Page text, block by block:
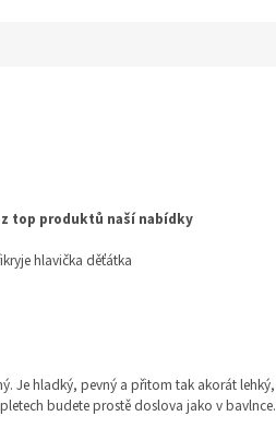
top produktů naší nabídky
hlavička děťátka
Je hladký, pevný a přitom tak akorát lehký,
budete prostě doslova jako v bavlnce.